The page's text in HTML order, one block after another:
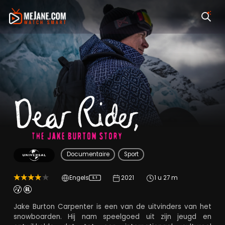
Dear Rider
Documentaire Sport
Engels 5.1 2021 1 u 27 m
Jake Burton Carpenter is een van de uitvinders van het
snowboarden. Hij nam speelgoed uit zijn jeugd en